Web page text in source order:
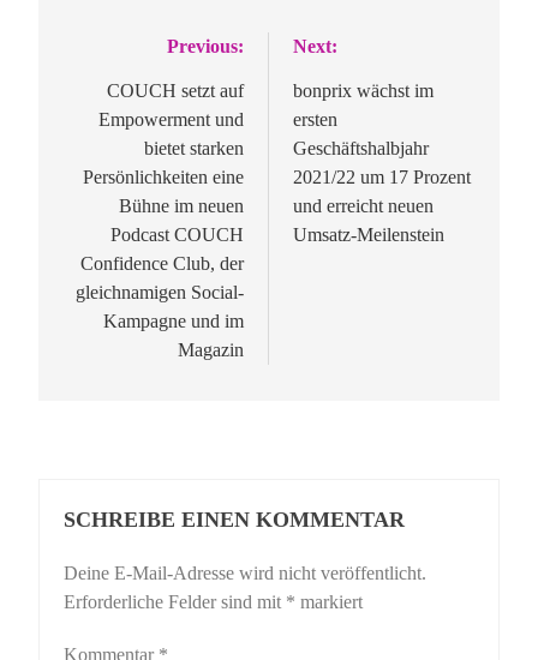
Beitragsnavigation
Previous:
COUCH setzt auf
Empowerment und
bietet starken
Persönlichkeiten eine
Bühne im neuen
Podcast COUCH
Confidence Club, der
gleichnamigen Social-
Kampagne und im
Magazin
Next:
bonprix wächst im
ersten
Geschäftshalbjahr
2021/22 um 17 Prozent
und erreicht neuen
Umsatz-Meilenstein
SCHREIBE EINEN KOMMENTAR
Deine E-Mail-Adresse wird nicht veröffentlicht.
Erforderliche Felder sind mit * markiert
Kommentar *